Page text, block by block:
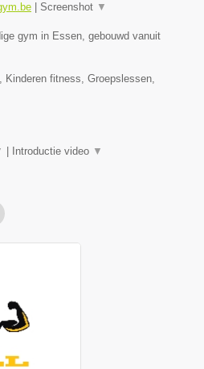
Screenshot ▼
gym in Essen, gebouwd vanuit
Kinderen fitness, Groepslessen,
Introductie video ▼